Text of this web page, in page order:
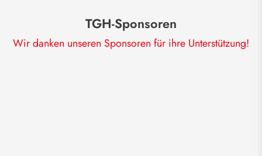
TGH-Sponsoren
Wir danken unseren Sponsoren für ihre Unterstützung!